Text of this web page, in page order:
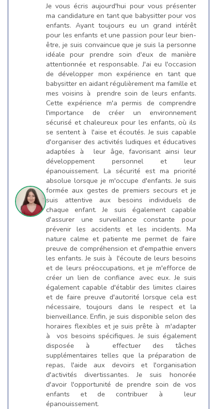
Je vous écris aujourd'hui pour vous présenter
ma candidature en tant que babysitter pour vos
enfants. Ayant toujours eu un grand intérêt
pour les enfants et une passion pour leur bien-
être, je suis convaincue que je suis la personne
idéale pour prendre soin d'eux de manière
attentionnée et responsable. J'ai eu l'occasion
de développer mon expérience en tant que
babysitter en aidant régulièrement ma famille et
mes voisins à prendre soin de leurs enfants.
Cette expérience m'a permis de comprendre
l'importance de créer un environnement
sécurisé et chaleureux pour les enfants, où ils
se sentent à l'aise et écoutés. Je suis capable
d'organiser des activités ludiques et éducatives
adaptées à leur âge, favorisant ainsi leur
développement personnel et leur
épanouissement. La sécurité est ma priorité
absolue lorsque je m'occupe d'enfants. Je suis
formée aux gestes de premiers secours et je
suis attentive aux besoins individuels de
chaque enfant. Je suis également capable
d'assurer une surveillance constante pour
prévenir les accidents et les incidents. Ma
nature calme et patiente me permet de faire
preuve de compréhension et d'empathie envers
les enfants. Je suis à l'écoute de leurs besoins
et de leurs préoccupations, et je m'efforce de
créer un lien de confiance avec eux. Je suis
également capable d'établir des limites claires
et de faire preuve d'autorité lorsque cela est
nécessaire, toujours dans le respect et la
bienveillance. Enfin, je suis disponible selon des
horaires flexibles et je suis prête à m'adapter
à vos besoins spécifiques. Je suis également
disposée à effectuer des tâches
supplémentaires telles que la préparation de
repas, l'aide aux devoirs et l'organisation
d'activités divertissantes. Je suis honorée
d'avoir l'opportunité de prendre soin de vos
enfants et de contribuer à leur
épanouissement.